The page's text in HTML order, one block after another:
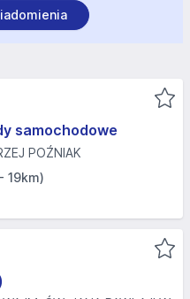
samochodowe
POŹNIAK
19km)